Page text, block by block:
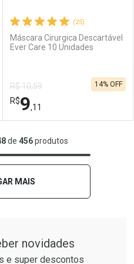
Comprar sem Desconto
Por R$ 2,39/cada
Comprar sem Desconto
Por R$ 2,39/cada
(25)
Máscara Cirurgica Descartável
Ever Care 10 Unidades
R$ 10,59
R$9,11
14% OFF
Laboratório
Por Menos
de 456produtos
MAIS
novidades
e super descontos